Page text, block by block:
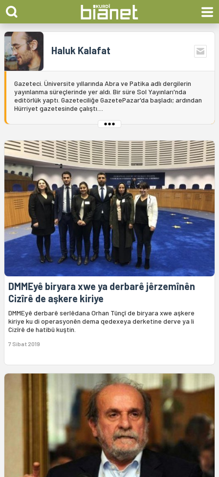
Haluk Kalafat
Gazeteci. Üniversite yıllarında Abra ve Patika adlı dergilerin
yayınlanma süreçlerinde yer aldı. Bir süre Sol Yayınları'nda
editörlük yaptı. Gazeteciliğe GazetePazar'da başladı; ardından
Hürriyet gazetesinde çalıştı....
DMMEyê biryara xwe ya derbarê jêrzemînên
Cizîrê de aşkere kiriye
DMMEyê derbarê serlêdana Orhan Tûnçî de biryara xwe aşkere
kiriye ku di operasyonên dema qedexeya derketine derve ya li
Cizîrê de hatibû kuştin.
7 Sibat 2019